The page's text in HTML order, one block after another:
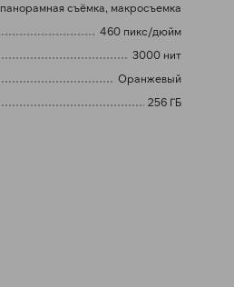
панорамная съёмка, макросъемка
460 пикс/дюйм
3000 нит
Оранжевый
256 ГБ